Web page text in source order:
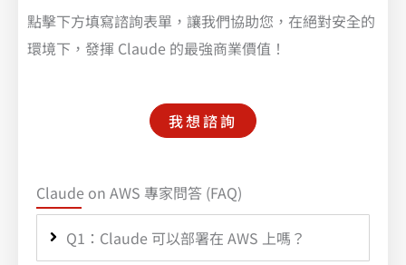
點擊下方填寫諮詢表單，讓我們協助您，在絕對安全的
環境下，發揮 Claude 的最強商業價值！
我想諮詢
Claude on AWS 專家問答 (FAQ)
Q1：Claude 可以部署在 AWS 上嗎？